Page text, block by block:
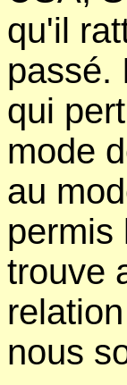
qu'il
passé.
qui
mode
au
permis
trouve
nous